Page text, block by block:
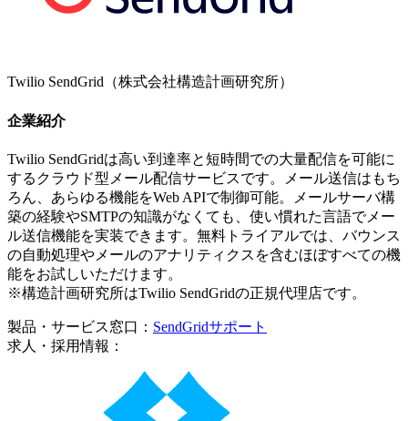
Twilio SendGrid（株式会社構造計画研究所）
企業紹介
Twilio SendGridは高い到達率と短時間での大量配信を可能に
するクラウド型メール配信サービスです。メール送信はもち
ろん、あらゆる機能をWeb APIで制御可能。メールサーバ構
築の経験やSMTPの知識がなくても、使い慣れた言語でメー
ル送信機能を実装できます。無料トライアルでは、バウンス
の自動処理やメールのアナリティクスを含むほぼすべての機
能をお試しいただけます。
※構造計画研究所はTwilio SendGridの正規代理店です。
製品・サービス窓口： SendGridサポート
求人・採用情報：